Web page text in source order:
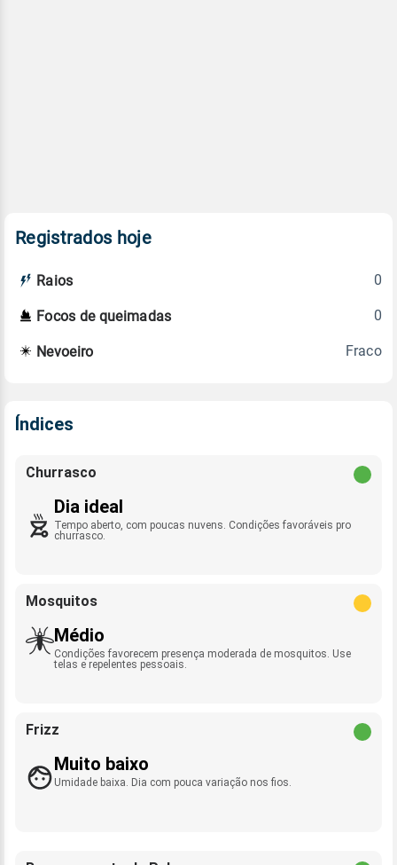
Registrados hoje
Raios 0
Focos de queimadas 0
Nevoeiro Fraco
Índices
Churrasco
Dia ideal
Tempo aberto, com poucas nuvens. Condições favoráveis pro
churrasco.
Mosquitos
Médio
Condições favorecem presença moderada de mosquitos. Use
telas e repelentes pessoais.
Frizz
Muito baixo
Umidade baixa. Dia com pouca variação nos fios.